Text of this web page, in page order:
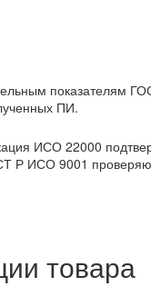
показателям
ПИ.
ИСО 22000
Р ИСО 9001
товара